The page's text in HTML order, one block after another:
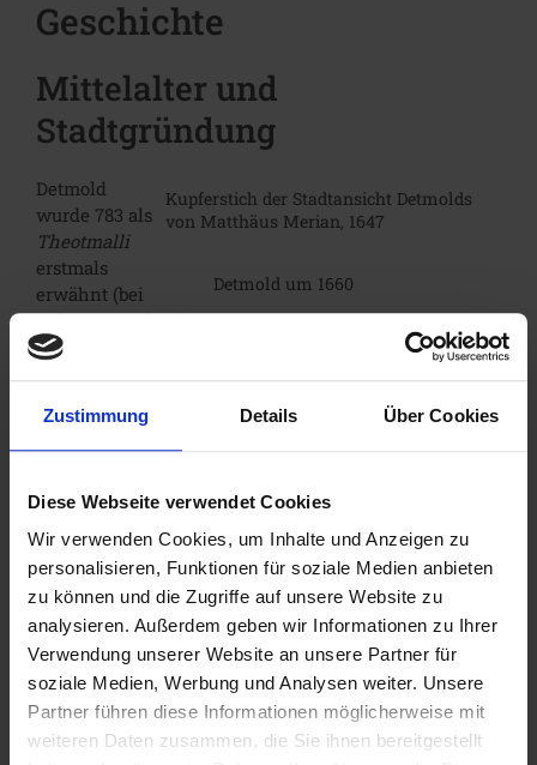
Zustimmung Details Über Cookies
Diese Webseite verwendet Cookies
Wir verwenden Cookies, um Inhalte und Anzeigen zu
personalisieren, Funktionen für soziale Medien anbieten
zu können und die Zugriffe auf unsere Website zu
analysieren. Außerdem geben wir Informationen zu Ihrer
Verwendung unserer Website an unsere Partner für
soziale Medien, Werbung und Analysen weiter. Unsere
Partner führen diese Informationen möglicherweise mit
weiteren Daten zusammen, die Sie ihnen bereitgestellt
Geschichte
Mittelalter und
Stadtgründung
Kupferstich der Stadtansicht Detmolds
von Matthäus Merian, 1647
Detmold um 1660
Kupferstich von Detmold um
Grotenburg
1664 von Elias und Heinrich van
entlang des Knochenbachs hin
zum Hornschen Tor
Detmold
wurde 783 als
Theotmalli
erstmals
erwähnt (bei
Johannes Piderit
1627 als
anderen leitet sich
der Name von der
altsächsischen
Bezeichnung einer
Volkgerichtsstätte
Theot
für dasVolk; mahal
fürGericht, Gerichtsstätte), deren Ursprung vermutlich
bis zurück in die Römerzeit reicht.[9]In diesem Jahre
soll hier Karl der Große in den Sachsenkriegen von
den Sachsen geschlagen worden sein.Ab 1005 wurde
es in AltsachsenTietmelli- oderTheotmalli-Gau